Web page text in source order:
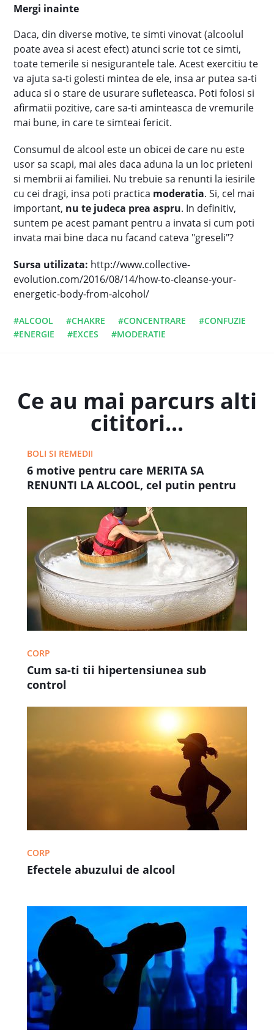
Mergi inainte
Daca, din diverse motive, te simti vinovat (alcoolul
poate avea si acest efect) atunci scrie tot ce simti,
toate temerile si nesigurantele tale. Acest exercitiu te
va ajuta sa-ti golesti mintea de ele, insa ar putea sa-ti
aduca si o stare de usurare sufleteasca. Poti folosi si
afirmatii pozitive, care sa-ti aminteasca de vremurile
mai bune, in care te simteai fericit.
Consumul de alcool este un obicei de care nu este
usor sa scapi, mai ales daca aduna la un loc prieteni
si membrii ai familiei. Nu trebuie sa renunti la iesirile
cu cei dragi, insa poti practica moderatia. Si, cel mai
important, nu te judeca prea aspru. In definitiv,
suntem pe acest pamant pentru a invata si cum poti
invata mai bine daca nu facand cateva "greseli"?
Sursa utilizata: http://www.collective-
evolution.com/2016/08/14/how-to-cleanse-your-
energetic-body-from-alcohol/
#ALCOOL #CHAKRE #CONCENTRARE
#CONFUZIE
#ENERGIE
#EXCES #MODERATIE
Ce au mai parcurs alti
cititori...
BOLI SI REMEDII
6 motive pentru care MERITA SA
RENUNTI LA ALCOOL, cel putin pentru
CORP
Cum sa-ti tii hipertensiunea sub
control
CORP
Efectele abuzului de alcool